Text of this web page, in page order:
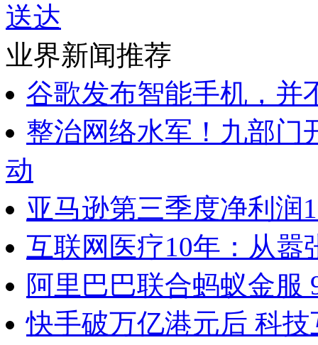
送达
业界新闻推荐
谷歌发布智能手机，并
整治网络水军！九部门
动
亚马逊第三季度净利润
互联网医疗10年：从嚣
阿里巴巴联合蚂蚁金服
快手破万亿港元后 科